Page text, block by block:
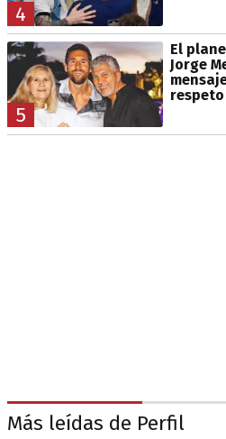
4
5
El
Jorge
respeto
Más leídas de Perfil